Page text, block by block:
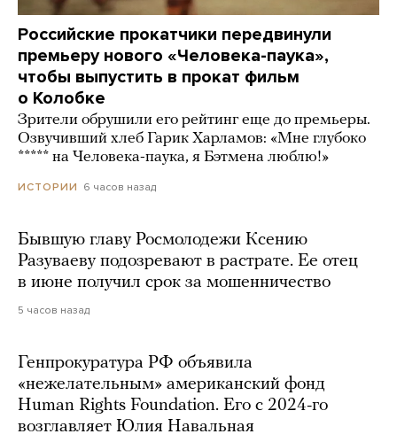
Российские прокатчики передвинули
премьеру нового «Человека-паука»,
чтобы выпустить в прокат фильм
о Колобке
Зрители обрушили его рейтинг еще до премьеры.
Озвучивший хлеб Гарик Харламов: «Мне глубоко
***** на Человека-паука, я Бэтмена люблю!»
ИСТОРИИ 6 часов назад
Бывшую главу Росмолодежи Ксению
Разуваеву подозревают в растрате. Ее отец
в июне получил срок за мошенничество
5 часов назад
Генпрокуратура РФ объявила
«нежелательным» американский фонд
Human Rights Foundation. Его с 2024-го
возглавляет Юлия Навальная